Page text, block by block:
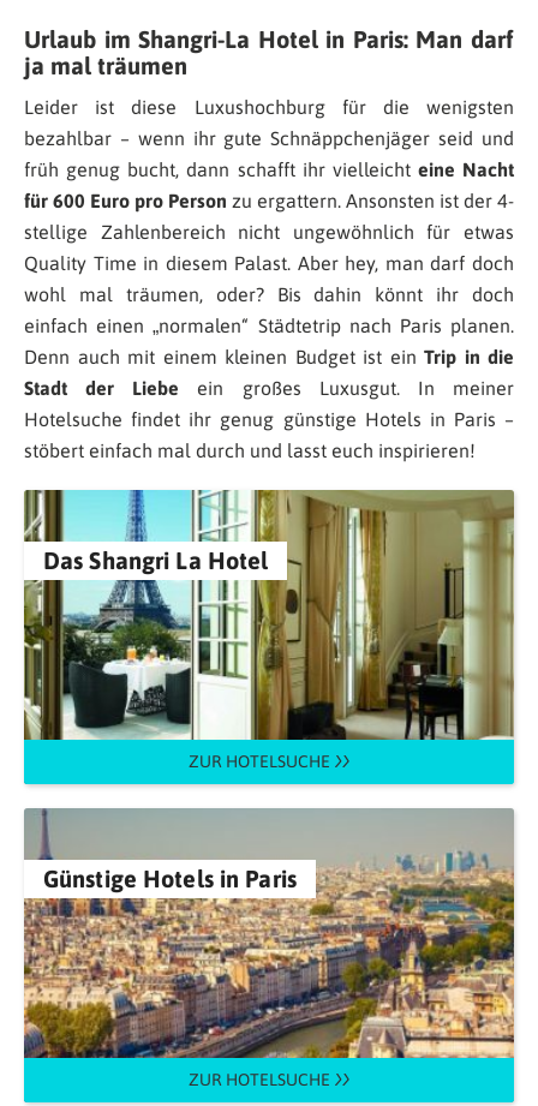
Urlaub im Shangri-La Hotel in Paris: Man darf
ja mal träumen
Leider ist diese Luxushochburg für die wenigsten
bezahlbar – wenn ihr gute Schnäppchenjäger seid und
früh genug bucht, dann schafft ihr vielleicht eine Nacht
für 600 Euro pro Person zu ergattern. Ansonsten ist der 4-
stellige Zahlenbereich nicht ungewöhnlich für etwas
Quality Time in diesem Palast. Aber hey, man darf doch
wohl mal träumen, oder? Bis dahin könnt ihr doch
einfach einen „normalen“ Städtetrip nach Paris planen.
Denn auch mit einem kleinen Budget ist ein Trip in die
Stadt der Liebe ein großes Luxusgut. In meiner
Hotelsuche findet ihr genug günstige Hotels in Paris –
stöbert einfach mal durch und lasst euch inspirieren!
Das Shangri La Hotel
ZUR HOTELSUCHE
Günstige Hotels in Paris
ZUR HOTELSUCHE